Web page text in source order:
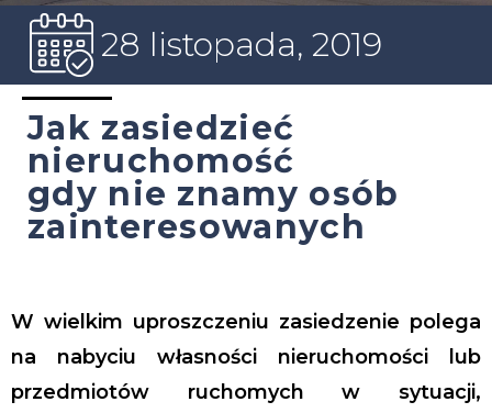
28 listopada, 2019
Jak zasiedzieć
nieruchomość
gdy nie znamy osób
zainteresowanych
W wielkim uproszczeniu zasiedzenie polega
na nabyciu własności nieruchomości lub
przedmiotów ruchomych w sytuacji,